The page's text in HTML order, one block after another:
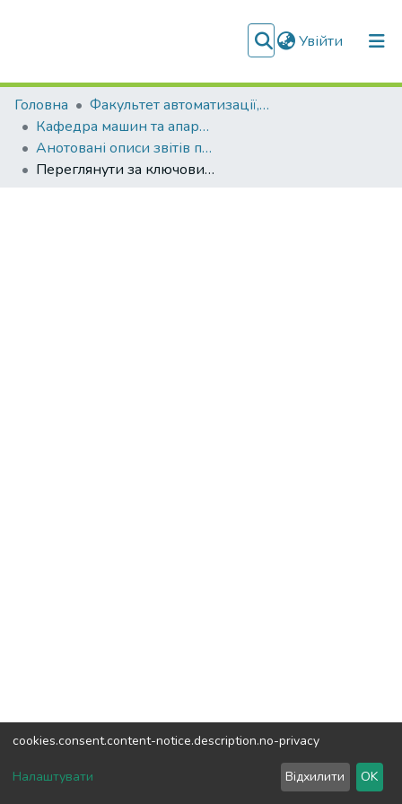
Увійти (current)
Фонди та зібрання
Пошук за критеріями
Головна
Факультет автоматизації, промислової інженерії та екології (ФАПІЕ)
Кафедра машин та апаратів хімічних і нафтопереробних виробництв (МАХНВ)
Анотовані описи звітів про НДР (МАХНВ)
Переглянути за ключовими словами
DSpace software copyright © 2002-2026LYRASIS
cookies.consent.content-notice.description.no-privacy
Налаштувати Відхилити OK